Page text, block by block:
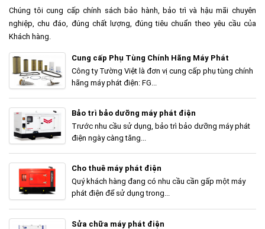
Chúng tôi cung cấp chính sách bảo hành, bảo trì và hậu mãi chuyên
nghiệp, chu đáo, đúng chất lượng, đúng tiêu chuẩn theo yêu cầu của
Khách hàng.
Cung cấp Phụ Tùng Chính Hãng Máy Phát
Công ty Tường Việt là đơn vị cung cấp phụ tùng chính
hãng máy phát điện: FG...
Bảo trì bảo dưỡng máy phát điện
Trước nhu cầu sử dụng, bảo trì bảo dưỡng máy phát
điện ngày càng tăng...
Cho thuê máy phát điện
Quý khách hàng đang có nhu cầu cần gấp một máy
phát điện để sử dụng trong...
Sửa chữa máy phát điện